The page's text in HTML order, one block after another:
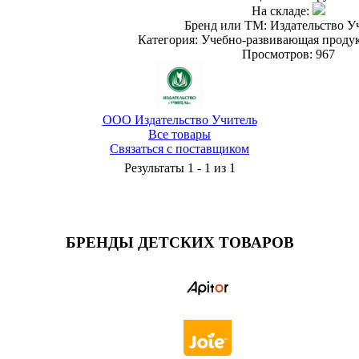
На складе:
Бренд или ТМ: Издательство
Категория: Учебно-развивающая
Просмотров: 967
ООО Издательство Учитель
Все товары
Связаться с поставщиком
Результаты 1 - 1 из 1
БРЕНДЫ ДЕТСКИХ ТОВАРОВ